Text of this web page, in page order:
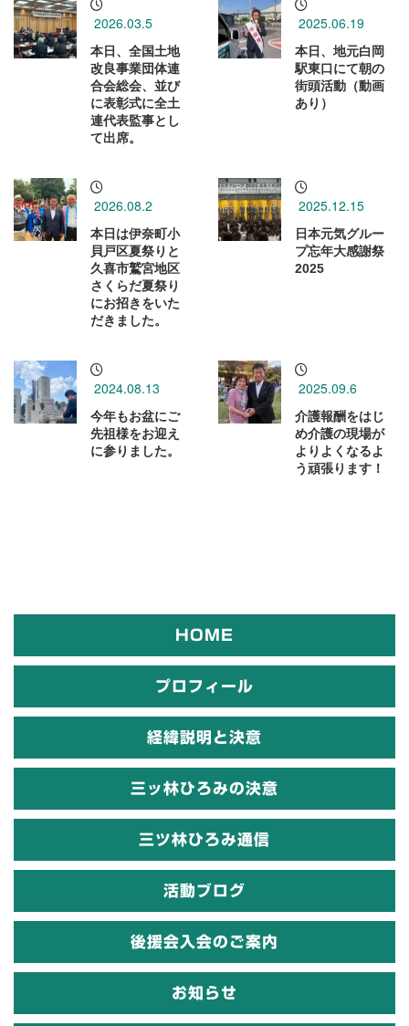
2026.03.5
本日、全国土地
改良事業団体連
合会総会、並び
に表彰式に全土
連代表監事とし
て出席。
2025.06.19
本日、地元白岡
駅東口にて朝の
街頭活動（動画
あり）
2026.08.2
本日は伊奈町小
貝戸区夏祭りと
久喜市鷲宮地区
さくらだ夏祭り
にお招きをいた
だきました。
2025.12.15
日本元気グルー
プ忘年大感謝祭
2025
2024.08.13
今年もお盆にご
先祖様をお迎え
に参りました。
2025.09.6
介護報酬をはじ
め介護の現場が
よりよくなるよ
う頑張ります！
HOME
プロフィール
経緯説明と決意
三ッ林ひろみの決意
三ツ林ひろみ通信
活動ブログ
後援会入会のご案内
お知らせ